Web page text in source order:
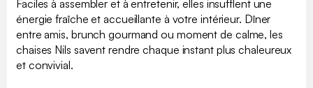
Faciles à assembler et à entretenir, elles insufflent une
énergie fraîche et accueillante à votre intérieur. Dîner
entre amis, brunch gourmand ou moment de calme, les
chaises Nils savent rendre chaque instant plus chaleureux
et convivial.